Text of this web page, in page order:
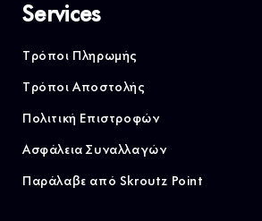
Services
Τρόποι Πληρωμής
Τρόποι Αποστολής
Πολιτική Επιστροφών
Ασφάλεια Συναλλαγών
Παράλαβε από Skroutz Point